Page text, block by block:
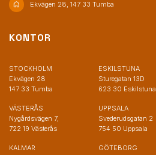
home Ekvägen 28, 147 33 Tumba
KONTOR
STOCKHOLM
Ekvägen 28
147 33 Tumba
VÄSTERÅS
Nygårdsvägen 7,
722 19 Västerås
KALMAR
ESKILSTUNA
Sturegatan 13D
623 30 Eskilstuna
UPPSALA
Svederudsgatan 2
754 50 Uppsala
GÖTEBORG